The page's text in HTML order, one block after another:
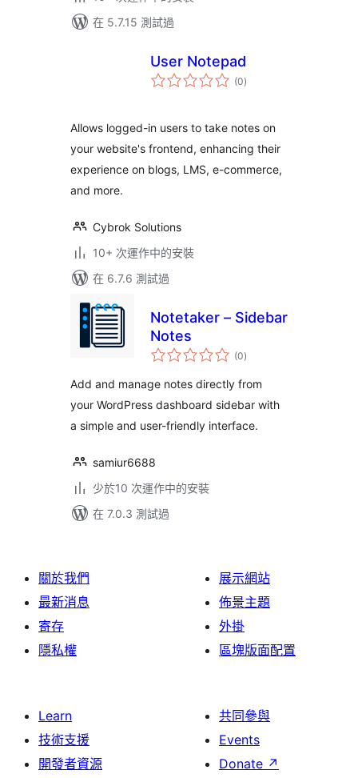
在 5.7.15 測試過
User Notepad
(0總
評)
Allows logged-in users to take notes on
your website's frontend, enhancing their
experience on blogs, LMS, e-commerce,
and more.
Cybrok Solutions
10+ 次運作中的安裝
在 6.7.6 測試過
Notetaker – Sidebar
Notes
(0總
評)
Add and manage notes directly from
your WordPress dashboard sidebar with
a simple and user-friendly interface.
samiur6688
少於10 次運作中的安裝
在 7.0.3 測試過
關於我們
最新消息
寄存
隱私權
展示網站
佈景主題
外掛
區塊版面配置
Learn
技術支援
開發者資源
共同參與
Events
Donate ↗